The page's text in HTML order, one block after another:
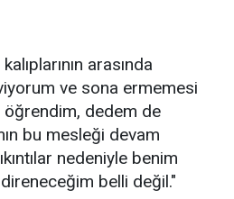
arasında
ve sona ermemesi
dedem de
bu mesleği devam
nedeniyle benim
belli değil."